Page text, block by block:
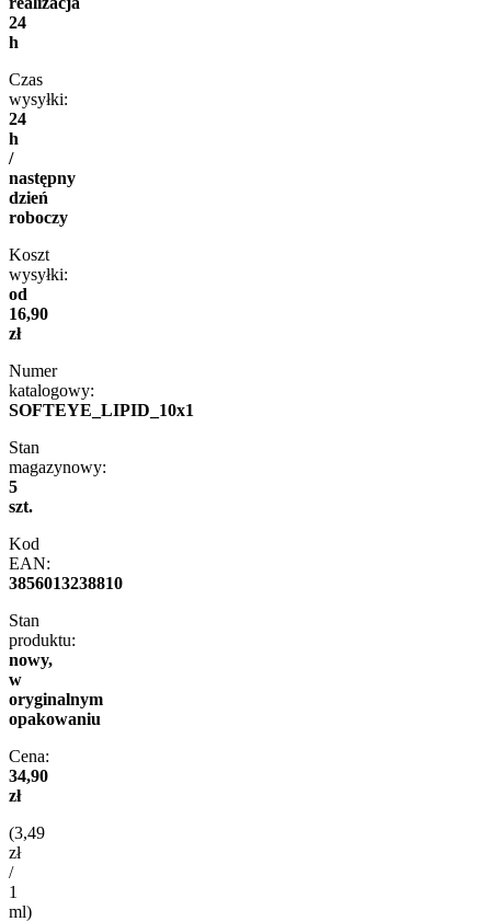
24
h
Czas
wysyłki:
24
h
/
następny
dzień
roboczy
Koszt
wysyłki:
od
16,90
zł
Numer
katalogowy:
SOFTEYE_LIPID_10x1
Stan
magazynowy:
5
szt.
Kod
EAN:
3856013238810
Stan
produktu:
nowy,
w
oryginalnym
opakowaniu
Cena:
34,90
zł
(3,49
zł
/
1
ml)